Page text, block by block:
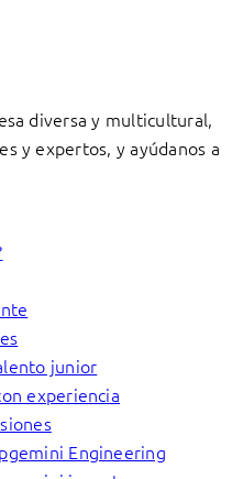
diversa y multicultural,
y expertos, y ayúdanos a
junior
experiencia
Engineering